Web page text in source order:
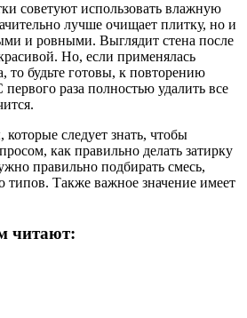
советуют использовать влажную
лучше очищает плитку, но и
и ровными. Выглядит стена после
Но, если применялась
то будьте готовы, к повторению
раза полностью удалить все
следует знать, чтобы
как правильно делать затирку
правильно подбирать смесь,
типов. Также важное значение имеет
читают: